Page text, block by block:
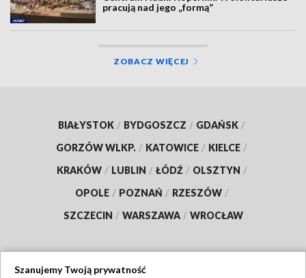
pracują nad jego „formą”
ZOBACZ WIĘCEJ
BIAŁYSTOK / BYDGOSZCZ / GDAŃSK /
GORZÓW WLKP. / KATOWICE / KIELCE /
KRAKÓW / LUBLIN / ŁÓDŹ / OLSZTYN /
OPOLE / POZNAŃ / RZESZÓW /
SZCZECIN / WARSZAWA / WROCŁAW
Szanujemy Twoją prywatność